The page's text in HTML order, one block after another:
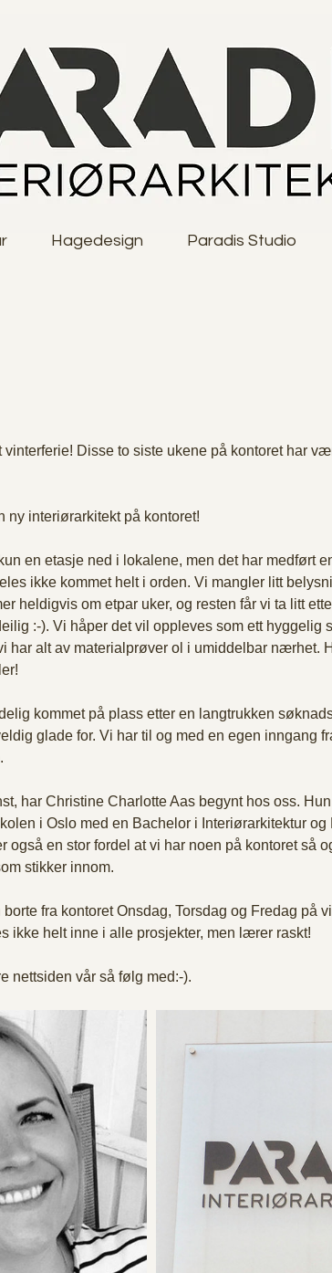
Hagedesign Paradis Studio
vinterferie! Disse to siste ukene på kontoret har
ny interiørarkitekt på kontoret!
en etasje ned i lokalene, men det har medført
ikke kommet helt i orden. Vi mangler litt
heldigvis om etpar uker, og resten får vi ta litt
:-). Vi håper det vil oppleves som ett hyggelig
har alt av materialprøver ol i umiddelbar nærhet.
kommet på plass etter en langtrukken
glade for. Vi har til og med en egen inngang
har Christine Charlotte Aas begynt hos oss.
i Oslo med en Bachelor i Interiørarkitektur
også en stor fordel at vi har noen på kontoret så
stikker innom.
borte fra kontoret Onsdag, Torsdag og Fredag på
ikke helt inne i alle prosjekter, men lærer raskt!
nettsiden vår så følg med:-).